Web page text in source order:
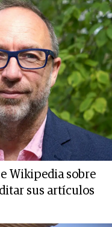
Wikipedia sobre
sus artículos